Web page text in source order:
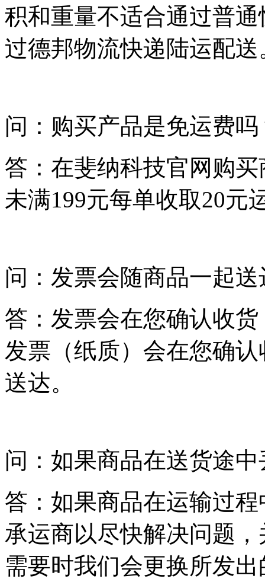
积和重量不适合通过普
过德邦物流快递陆运配送
问：购买产品是免运费吗
答：在斐纳科技官网购
未满199元每单收取20元
问：发票会随商品一起送
答：发票会在您确认收
发票（纸质）会在您确
送达。
问：如果商品在送货途
答：如果商品在运输过
承运商以尽快解决问题
需要时我们会更换所发